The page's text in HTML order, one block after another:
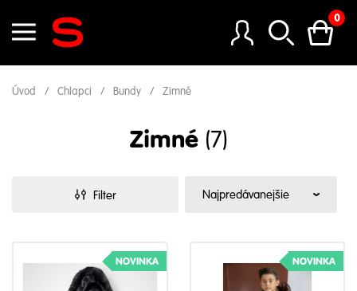
0
Úvod Chlapci Bundy Zimné
Zimné (7)
Filter
NOVINKA NOVINKA